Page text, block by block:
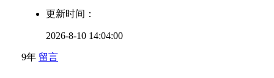
更新时间：
2026-8-10 14:04:00
9年 留言